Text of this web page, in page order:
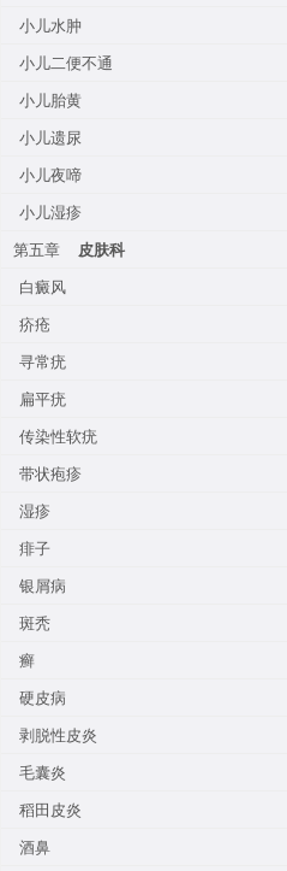
小儿水肿
小儿二便不通
小儿胎黄
小儿遗尿
小儿夜啼
小儿湿疹
第五章
皮肤科
白癜风
疥疮
寻常疣
扁平疣
传染性软疣
带状疱疹
湿疹
痱子
银屑病
斑秃
癣
硬皮病
剥脱性皮炎
毛囊炎
稻田皮炎
酒鼻